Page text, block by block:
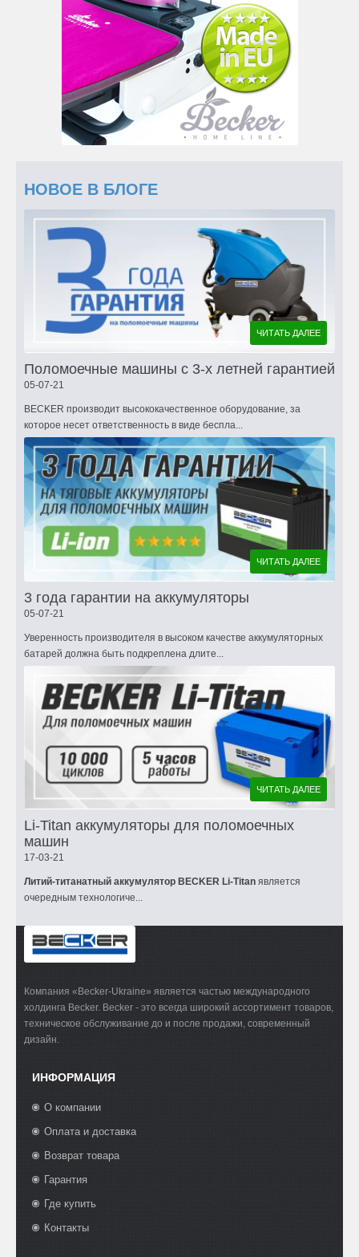
НОВОЕ В БЛОГЕ
ЧИТАТЬ ДАЛЕЕ
Поломоечные машины с 3-х летней гарантией
05-07-21
BECKER производит высококачественное оборудование, за
которое несет ответственность в виде беспла...
ЧИТАТЬ ДАЛЕЕ
3 года гарантии на аккумуляторы
05-07-21
Уверенность производителя в высоком качестве аккумуляторных
батарей должна быть подкреплена длите...
ЧИТАТЬ ДАЛЕЕ
Li-Titan аккумуляторы для поломоечных
машин
17-03-21
Литий-титанатный аккумулятор BECKER Li-Titan является
очередным технологиче...
Компания «Becker-Ukraine» является частью международного
холдинга Becker. Becker - это всегда широкий ассортимент товаров,
техническое обслуживание до и после продажи, современный
дизайн.
ИНФОРМАЦИЯ
О компании
Оплата и доставка
Возврат товара
Гарантия
Где купить
Контакты